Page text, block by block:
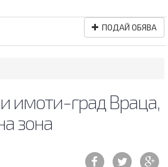
ПОДАЙ ОБЯВА
имоти-град Враца,
зона